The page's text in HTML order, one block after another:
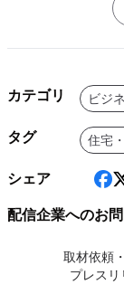
カテゴリ ビジ
タグ 住宅
シェア
配信企業へのお
取材依頼
プレスリ